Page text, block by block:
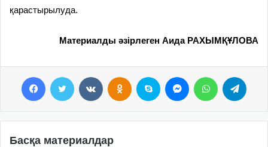
қарастырылуда.
Материалды әзірлеген Аида РАХЫМҚҰЛОВА
Басқа материалдар